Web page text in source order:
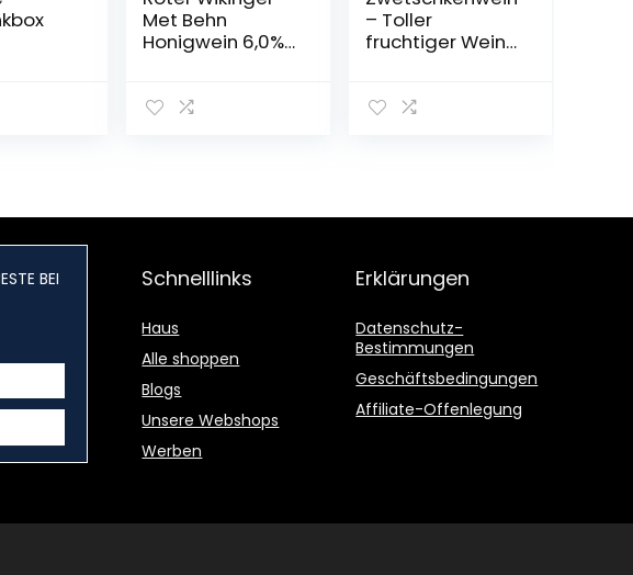
Met Behn
Honigwein 6,0%
– Toller
fruchtiger Wein
n
BEI Schnelllinks
Haus
Alle shoppen
Blogs
Unsere Webshops
Werben
Erklärungen
Datenschutz-
Bestimmungen
Geschäftsbedingungen
Affiliate-Offenlegung